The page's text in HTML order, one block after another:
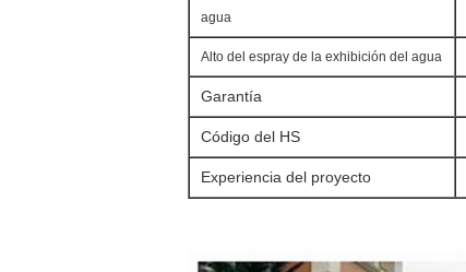
agua
Alto del espray de la exhibición del agua
Garantía
Código del HS
Experiencia del proyecto